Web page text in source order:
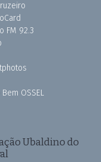
FM 92.3
OSSEL
Ubaldino do